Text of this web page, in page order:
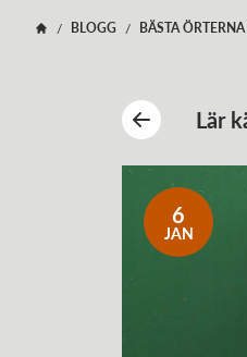
/ BLOGG / BÄSTA
Lär
6
JAN